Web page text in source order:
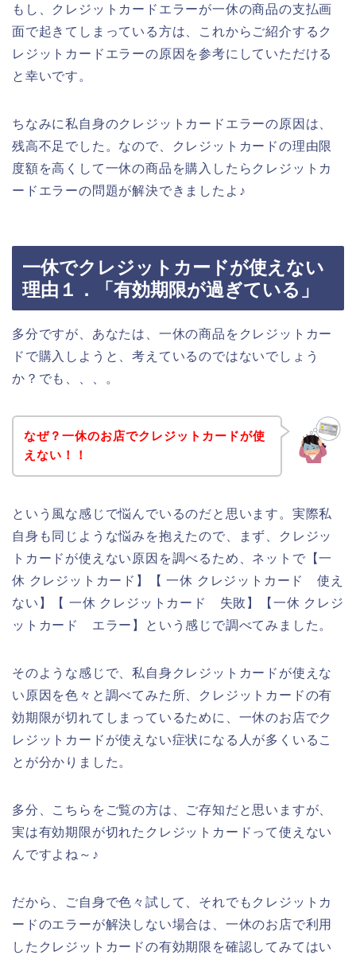
もし、クレジットカードエラーが一休の商品の支払画
面で起きてしまっている方は、これからご紹介するク
レジットカードエラーの原因を参考にしていただける
と幸いです。
ちなみに私自身のクレジットカードエラーの原因は、
残高不足でした。なので、クレジットカードの理由限
度額を高くして一休の商品を購入したらクレジットカ
ードエラーの問題が解決できましたよ♪
一休でクレジットカードが使えない
理由１．「有効期限が過ぎている」
多分ですが、あなたは、一休の商品をクレジットカー
ドで購入しようと、考えているのではないでしょう
か？でも、、、。
なぜ？一休のお店でクレジットカードが使
えない！！
という風な感じで悩んでいるのだと思います。実際私
自身も同じような悩みを抱えたので、まず、クレジッ
トカードが使えない原因を調べるため、ネットで【一
休 クレジットカード】【 一休 クレジットカード 使え
ない】【 一休 クレジットカード 失敗】【一休 クレジ
ットカード エラー】という感じで調べてみました。
そのような感じで、私自身クレジットカードが使えな
い原因を色々と調べてみた所、クレジットカードの有
効期限が切れてしまっているために、一休のお店でク
レジットカードが使えない症状になる人が多くいるこ
とが分かりました。
多分、こちらをご覧の方は、ご存知だと思いますが、
実は有効期限が切れたクレジットカードって使えない
んですよね～♪
だから、ご自身で色々試して、それでもクレジットカ
ードのエラーが解決しない場合は、一休のお店で利用
したクレジットカードの有効期限を確認してみてはい